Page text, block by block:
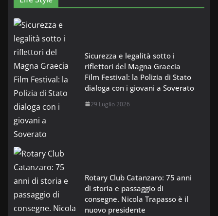
Sicurezza e legalità sotto i
riflettori del Magna Graecia
Film Festival: la Polizia di Stato
dialoga con i giovani a Soverato
29 Luglio 2026
Rotary Club Catanzaro: 75 anni
di storia e passaggio di
consegne. Nicola Trapasso è il
nuovo presidente